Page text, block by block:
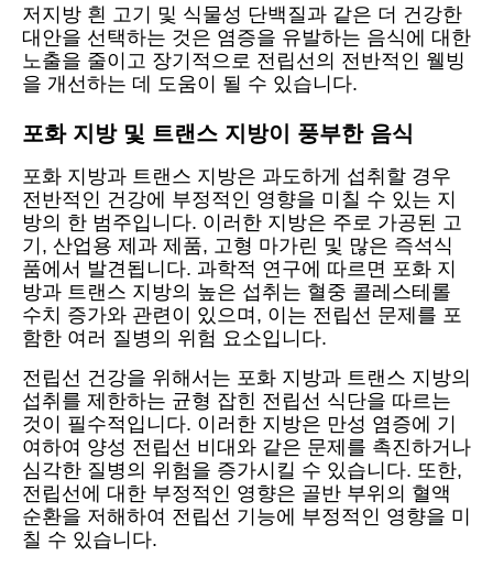
저지방 흰 고기 및 식물성 단백질과 같은 더 건강한
대안을 선택하는 것은 염증을 유발하는 음식에 대한
노출을 줄이고 장기적으로 전립선의 전반적인 웰빙
을 개선하는 데 도움이 될 수 있습니다.
포화 지방 및 트랜스 지방이 풍부한 음식
포화 지방과 트랜스 지방은 과도하게 섭취할 경우
전반적인 건강에 부정적인 영향을 미칠 수 있는 지
방의 한 범주입니다. 이러한 지방은 주로 가공된 고
기, 산업용 제과 제품, 고형 마가린 및 많은 즉석식
품에서 발견됩니다. 과학적 연구에 따르면 포화 지
방과 트랜스 지방의 높은 섭취는 혈중 콜레스테롤
수치 증가와 관련이 있으며, 이는 전립선 문제를 포
함한 여러 질병의 위험 요소입니다.
전립선 건강을 위해서는 포화 지방과 트랜스 지방의
섭취를 제한하는 균형 잡힌 전립선 식단을 따르는
것이 필수적입니다. 이러한 지방은 만성 염증에 기
여하여 양성 전립선 비대와 같은 문제를 촉진하거나
심각한 질병의 위험을 증가시킬 수 있습니다. 또한,
전립선에 대한 부정적인 영향은 골반 부위의 혈액
순환을 저해하여 전립선 기능에 부정적인 영향을 미
칠 수 있습니다.